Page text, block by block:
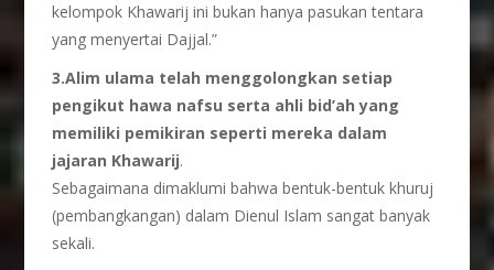
kelompok Khawarij ini bukan hanya pasukan tentara
yang menyertai Dajjal.”
3.Alim ulama telah menggolongkan setiap
pengikut hawa nafsu serta ahli bid’ah yang
memiliki pemikiran seperti mereka dalam
jajaran Khawarij.
Sebagaimana dimaklumi bahwa bentuk-bentuk khuruj
(pembangkangan) dalam Dienul Islam sangat banyak
sekali.